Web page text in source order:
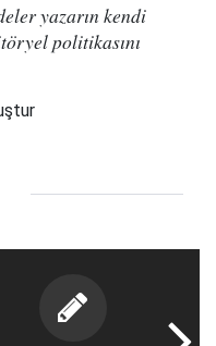
yazarın kendi
politikasını